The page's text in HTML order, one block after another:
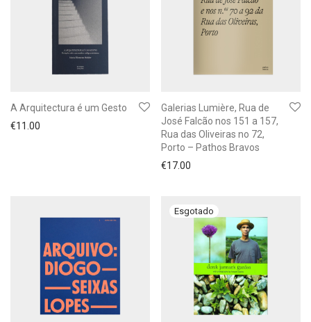
A Arquitectura é um Gesto
€11.00
Galerias Lumière, Rua de
José Falcão nos 151 a 157,
Rua das Oliveiras no 72,
Porto – Pathos Bravos
€17.00